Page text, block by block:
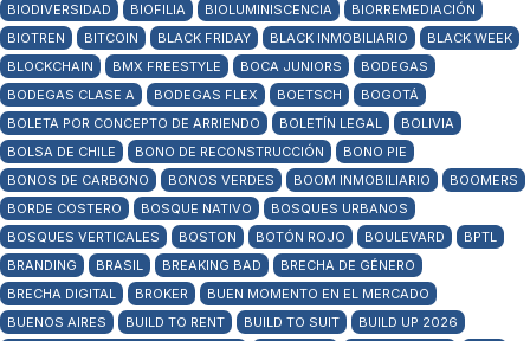
BIODIVERSIDAD
BIOFILIA BIOLUMINISCENCIA
BIORREMEDIACIÓN
BIOTREN
BITCOIN BLACK FRIDAY BLACK INMOBILIARIO
BLACK WEEK
BLOCKCHAIN
BMX FREESTYLE BOCA JUNIORS
BODEGAS
BODEGAS CLASE A
BODEGAS FLEX BOETSCH
BOGOTÁ
BOLETA POR CONCEPTO DE ARRIENDO
BOLETÍN LEGAL
BOLIVIA
BOLSA DE CHILE
BONO DE RECONSTRUCCIÓN
BONO PIE
BONOS DE CARBONO
BONOS VERDES BOOM INMOBILIARIO
BOOMERS
BORDE COSTERO
BOSQUE NATIVO
BOSQUES URBANOS
BOSQUES VERTICALES
BOSTON BOTÓN ROJO BOULEVARD
BPTL
BRANDING
BRASIL BREAKING BAD
BRECHA DE GÉNERO
BRECHA DIGITAL
BROKER
BUEN MOMENTO EN EL MERCADO
BUENOS AIRES
BUILD TO RENT BUILD TO SUIT
BUILD UP 2026